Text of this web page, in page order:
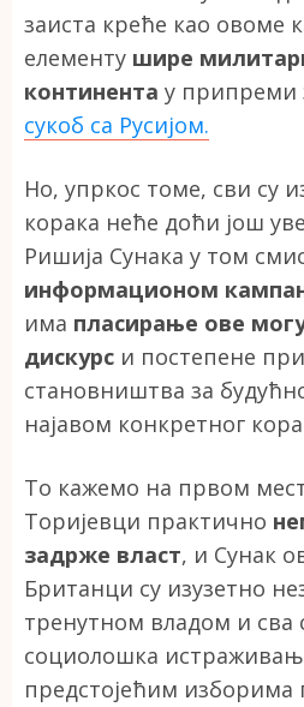
заиста креће као овоме
елементу шире
континента у припреми
сукоб са Русијом.
Но, упркос томе, сви су
корака неће доћи још
Ришија Сунака у том
информационом
има пласирање ове
дискурс и постепене
становништва за
најавом конкретног
То кажемо на првом
Торијевци практично
задрже власт, и Сунак
Британци су изузетно
тренутном владом и сва
социолошка
предстојећим изборима